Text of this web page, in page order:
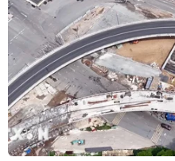
xung đột sắc tộc
03/11/2016 09:18
Ngoại trưởng Nhật Bản
nước kiêm Ngoại trưởng
đã nhất trí hợp tác trong
sắc tộc tại quốc gia Đông